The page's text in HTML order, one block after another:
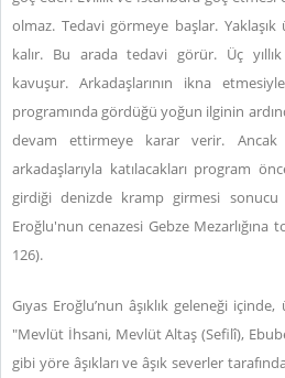
olmaz. Tedavi görmeye başlar. Yaklaşık
kalır. Bu arada tedavi görür. Üç
kavuşur. Arkadaşlarının ikna
programında gördüğü yoğun ilginin
devam ettirmeye karar verir.
arkadaşlarıyla katılacakları program
girdiği denizde kramp girmesi sonucu
Eroğlu'nun cenazesi Gebze Mezarlığına
126).
Gıyas Eroğlu’nun âşıklık geleneği
"Mevlüt İhsani, Mevlüt Altaş (Sefilî),
gibi yöre âşıkları ve âşık severler